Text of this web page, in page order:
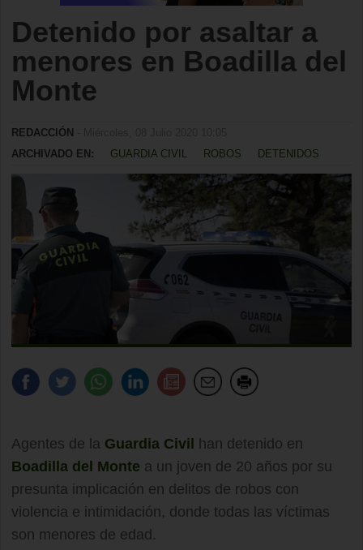
Detenido por asaltar a
menores en Boadilla del
Monte
REDACCIÓN
ARCHIVADO EN:
GUARDIA CIVIL ROBOS DETENIDOS
Agentes de la Guardia Civil
han detenido en
Boadilla del Monte a un joven de 20 años por su
presunta implicación en delitos de robos con
violencia e intimidación, donde todas las víctimas
son menores de edad.